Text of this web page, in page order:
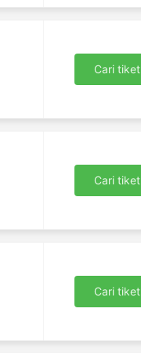
Cari tiket
Cari tiket
Cari tiket